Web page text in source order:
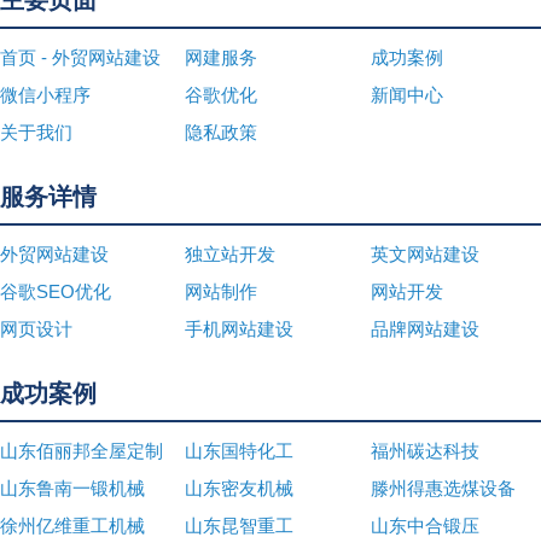
首页 - 外贸网站建设 网建服务
成功案例
微信小程序
谷歌优化
新闻中心
关于我们
隐私政策
服务详情
外贸网站建设 独立站开发
英文网站建设
谷歌SEO优化
网站制作
网站开发
网页设计
手机网站建设 品牌网站建设
成功案例
山东佰丽邦全屋定制 山东国特化工
福州碳达科技
山东鲁南一锻机械
山东密友机械
滕州得惠选煤设备
徐州亿维重工机械
山东昆智重工 山东中合锻压